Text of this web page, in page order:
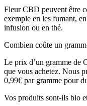
Fleur CBD peuvent être
exemple en les fumant,
infusion ou en thé.
Combien coûte un
Le prix d’un gramme de
que vous achetez. Nous
0,99€ par gramme pour
Vos produits sont-ils bio